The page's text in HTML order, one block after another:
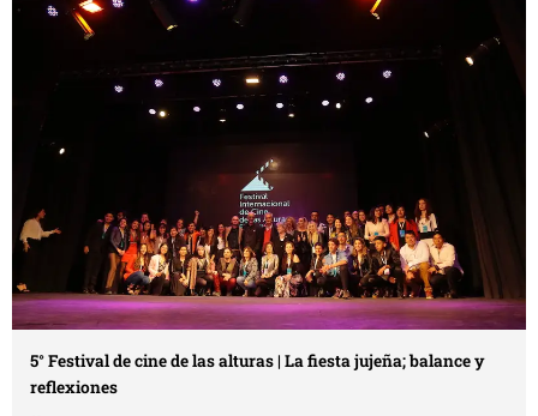
5° Festival de cine de las alturas | La fiesta jujeña; balance y
reflexiones